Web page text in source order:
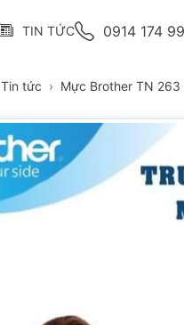
TIN TỨC 0914 174
Tin tức Mực Brother TN 263